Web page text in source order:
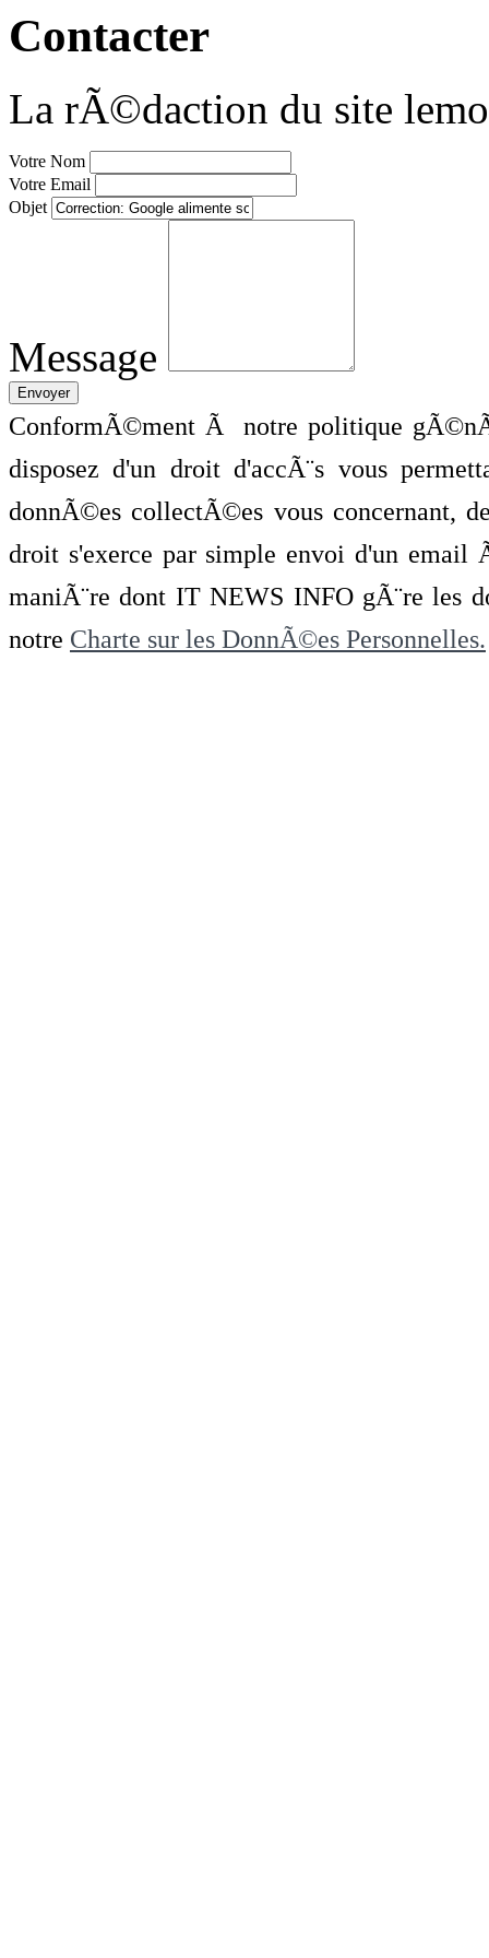
Contacter
La rÃ©daction du site
Votre Nom
Votre Email
Objet
Message
ConformÃ©ment Ã notre politique
disposez d'un droit d'accÃ¨s vous
donnÃ©es collectÃ©es vous concernant,
droit s'exerce par simple envoi d'un
maniÃ¨re dont IT NEWS INFO gÃ¨re les
notre Charte sur les DonnÃ©es Personnelles.